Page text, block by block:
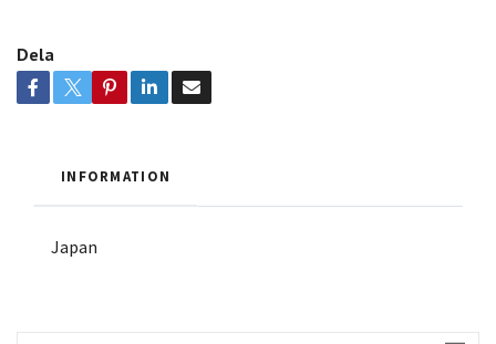
Dela
INFORMATION
Japan